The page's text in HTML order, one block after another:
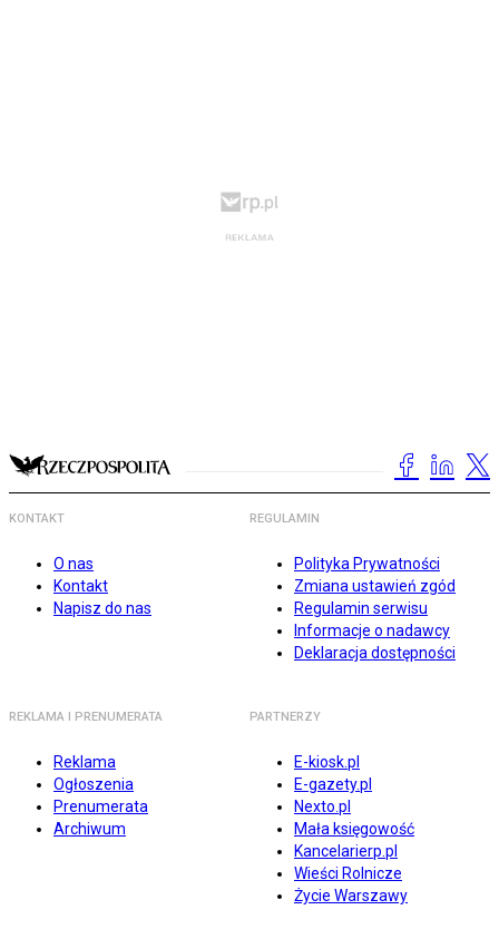
KONTAKT
O nas
Kontakt
Napisz do nas
REGULAMIN
Polityka Prywatności
Zmiana ustawień zgód
Regulamin serwisu
Informacje o nadawcy
Deklaracja dostępności
REKLAMA I PRENUMERATA
Reklama
Ogłoszenia
Prenumerata
Archiwum
PARTNERZY
E-kiosk.pl
E-gazety.pl
Nexto.pl
Mała księgowość
Kancelarierp.pl
Wieści Rolnicze
Życie Warszawy